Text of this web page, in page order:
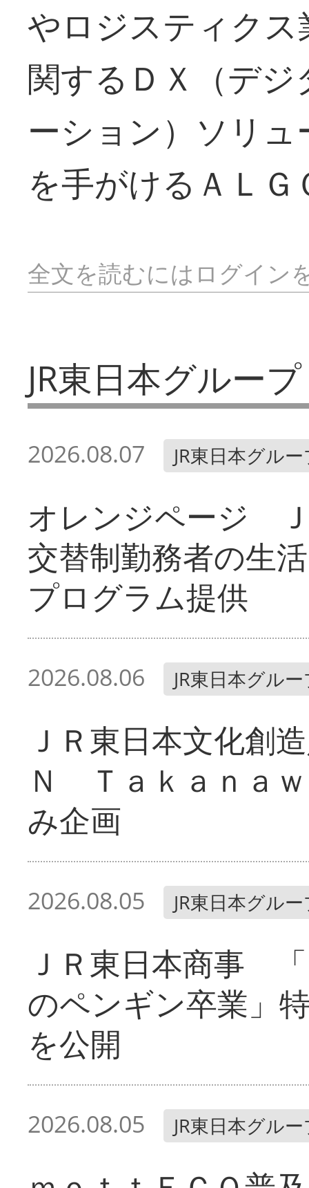
やロジスティク
関するＤＸ（デ
ーション）ソリ
を手がけるＡＬ
全文を読むにはログイン
JR東日本グループ
2026.08.07 JR東日本グル
オレンジページ
交替制勤務者の生
プログラム提供
2026.08.06 JR東日本グル
ＪＲ東日本文化創
Ｎ Ｔａｋａｎａ
み企画
2026.08.05 JR東日本グル
ＪＲ東日本商事
のペンギン卒業」
を公開
2026.08.05 JR東日本グル